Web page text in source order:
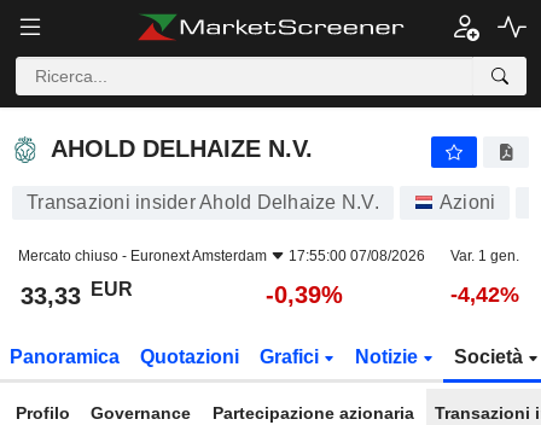
AHOLD DELHAIZE N.V.
AHOLD DELHAIZE N.V.
Transazioni insider Ahold Delhaize N.V. Azioni
Mercato chiuso - Euronext Amsterdam 17:55:00 07/08/2026 Var. 1 gen.
33,33 EUR -0,39% -4,42%
Panoramica Quotazioni Grafici Notizie Società
Profilo Governance Partecipazione azionaria Transazioni